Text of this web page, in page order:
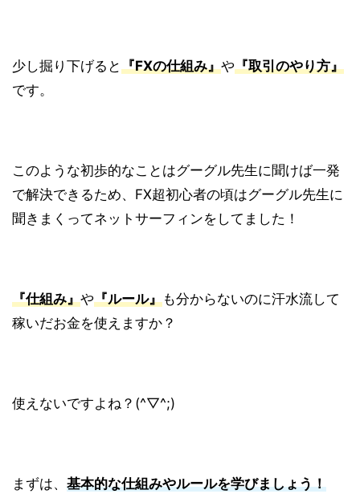
少し掘り下げると『FXの仕組み』や『取引のやり方』
です。
このような初歩的なことはグーグル先生に聞けば一発
で解決できるため、FX超初心者の頃はグーグル先生に
聞きまくってネットサーフィンをしてました！
『仕組み』や『ルール』も分からないのに汗水流して
稼いだお金を使えますか？
使えないですよね？(^▽^;)
まずは、 基本的な仕組みやルールを学びましょう！